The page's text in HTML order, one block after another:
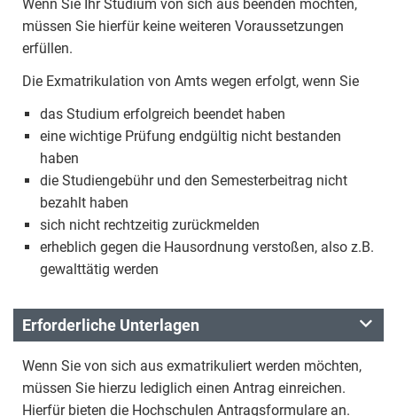
Wenn Sie Ihr Studium von sich aus beenden möchten,
müssen Sie hierfür keine weiteren Voraussetzungen
erfüllen.
Die Exmatrikulation von Amts wegen erfolgt, wenn Sie
das Studium erfolgreich beendet haben
eine wichtige Prüfung endgültig nicht bestanden
haben
die Studiengebühr und den Semesterbeitrag nicht
bezahlt haben
sich nicht rechtzeitig zurückmelden
erheblich gegen die Hausordnung verstoßen, also z.B.
gewalttätig werden
Erforderliche Unterlagen
Wenn Sie von sich aus exmatrikuliert werden möchten,
müssen Sie hierzu lediglich einen Antrag einreichen.
Hierfür bieten die Hochschulen Antragsformulare an.